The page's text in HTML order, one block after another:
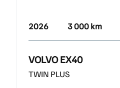
2026 3 000 km
VOLVO EX40
TWIN PLUS